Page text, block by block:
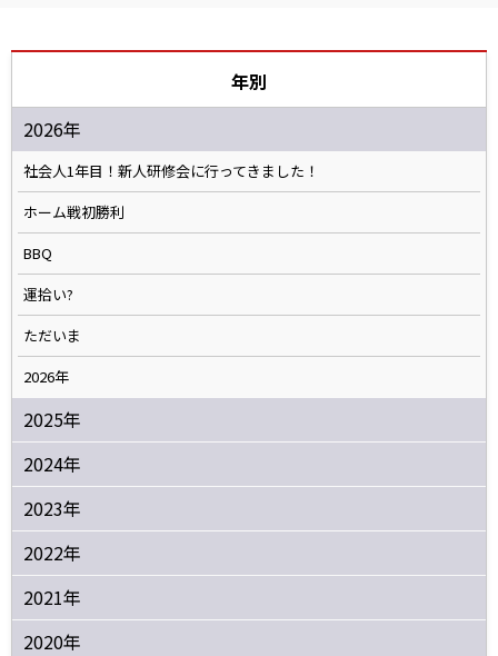
年別
2026年
社会人1年目！新人研修会に行ってきました！
ホーム戦初勝利
BBQ
運拾い?
ただいま
2026年
2025年
2024年
2023年
2022年
2021年
2020年